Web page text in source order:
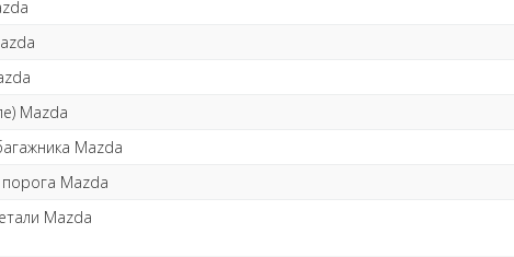
Mazda
Mazda
порога Mazda
Mazda